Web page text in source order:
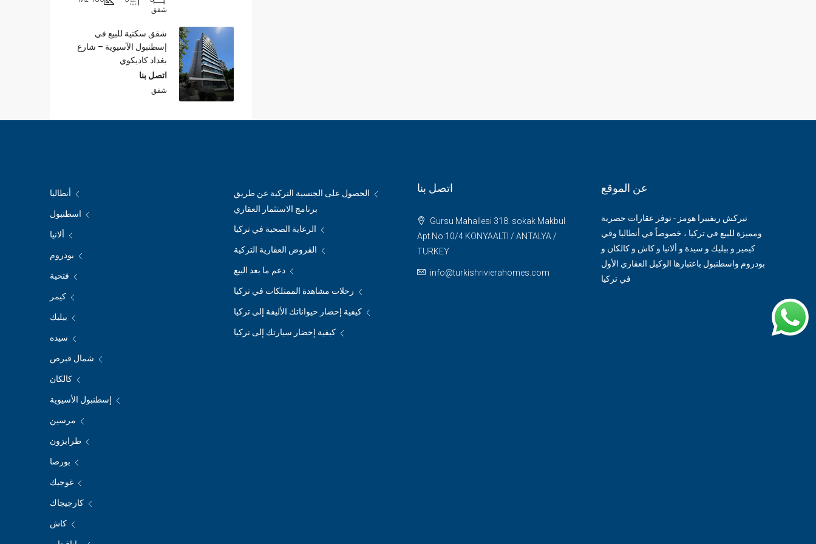
شقق
شقق سكنية للبيع في
إسطنبول الآسيوية – شارع
بغداد كاديكوي
اتصل بنا
شقق
عن الموقع
تيركش ريفييرا هومز - توفر عقارات حصرية
ومميزة للبيع في تركيا ، خصوصاً في أنطاليا وفي
كيمير و بيليك و سيدة و ألانيا و كاش و كالكان و
بودروم واسطنبول باعتبارها الوكيل العقاري الأول
في تركيا
اتصل بنا
Gursu Mahallesi 318. sokak Makbul
Apt.No:10/4 KONYAALTI / ANTALYA /
TURKEY
info@turkishrivierahomes.com
الحصول على الجنسية التركية عن طريق
برنامج الاستثمار العقاري
الرعاية الصحية في تركيا
القروض العقارية التركية
دعم ما بعد البيع
رحلات مشاهدة الممتلكات في تركيا
كيفية إحضار حيواناتك الأليفة إلى تركيا
كيفية إحضار سيارتك إلى تركيا
أنطاليا
اسطنبول
ألانيا
بودروم
فتحية
كيمر
بيليك
سيده
شمال قبرص
كالكان
إسطنبول الأسيوية
مرسين
طرابزون
بورصا
غوجيك
كارجيجاك
كاش